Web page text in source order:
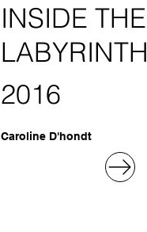
INSIDE THE
LABYRINTH
2016
Caroline D'hondt